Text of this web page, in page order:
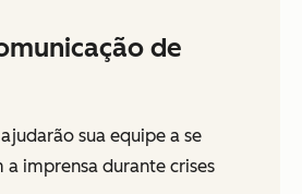
de
sua equipe a se
a imprensa durante crises